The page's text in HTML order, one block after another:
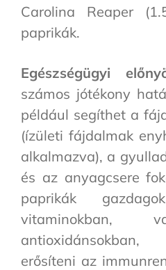
Carolina Reaper
paprikák.
Egészségügyi
számos jótékony
például segíthet a
(ízületi fájdalmak
alkalmazva), a
és az anyagcsere
paprikák
vitaminokban,
erősíteni az